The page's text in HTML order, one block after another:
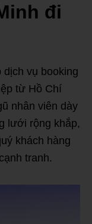
đi
dịch vụ booking
từ Hồ Chí
nhân viên dày
lưới rộng khắp,
khách hàng
tranh.